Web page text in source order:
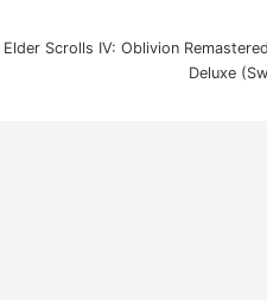
Scrolls IV: Oblivion
Deluxe